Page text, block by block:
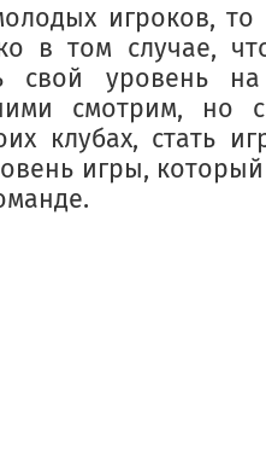
игроков,
в том случае,
свой уровень
смотрим, но
клубах, стать
игры,